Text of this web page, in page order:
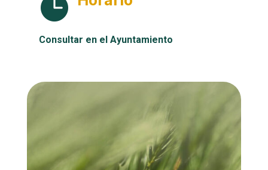

Consultar en el Ayuntamiento